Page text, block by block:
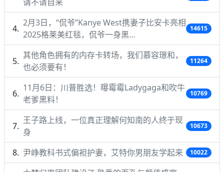
2月3日，“侃爷”Kanye West携妻子比安卡亮相
2025格莱美红毯，侃爷一身黑…
14615
其他角色拥有的内存卡转场，我们慕容璟和，
也必须要有！
11264
11月6日：川普胜选！曝霉霉Ladygaga和吹牛
老爹黑料！
10769
王子路上线，一位真正理解何知南的人终于现
身
10673
尹峥教科书式偏袒护妻，艾特你男朋友学起来 10022